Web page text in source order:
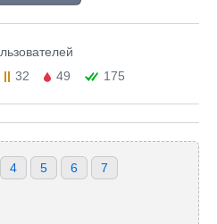
32 49 175
4 5 6 7